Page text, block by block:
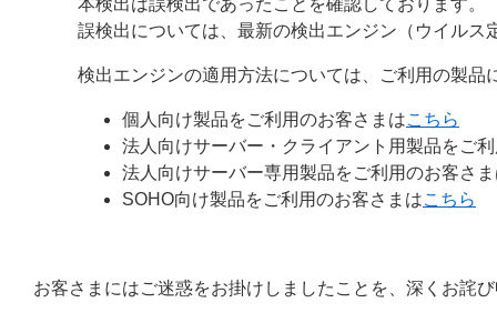
本検出は誤検出であったことを確認しております。
誤検出については、最新の検出エンジン（ウイル
検出エンジンの適用方法については、ご利用の製品
個人向け製品をご利用のお客さまはこちら
法人向けサーバー・クライアント用製品をご
法人向けサーバー専用製品をご利用のお客さ
SOHO向け製品をご利用のお客さまはこちら
お客さまにはご迷惑をお掛けしましたことを、深くお詫